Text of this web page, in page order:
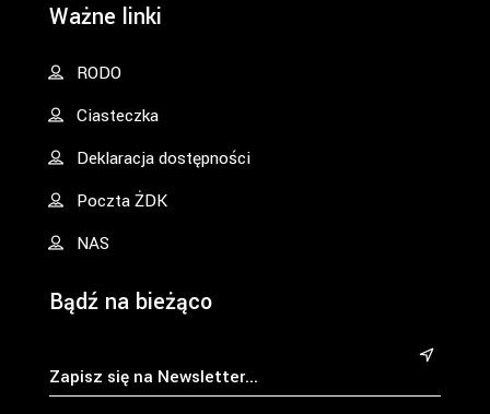
Ważne linki
RODO
Ciasteczka
Deklaracja dostępności
Poczta ŻDK
NAS
Bądź na bieżąco
&